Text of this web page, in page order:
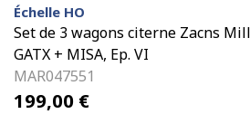
Échelle HO
Set de 3 wagons citerne Zacns
GATX + MISA, Ep. VI
MAR047551
199,00 €